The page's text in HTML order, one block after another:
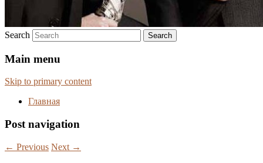
Search
Main menu
Skip to primary content
Главная
Post navigation
← Previous Next →